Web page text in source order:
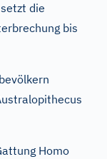
die
bis
Homo